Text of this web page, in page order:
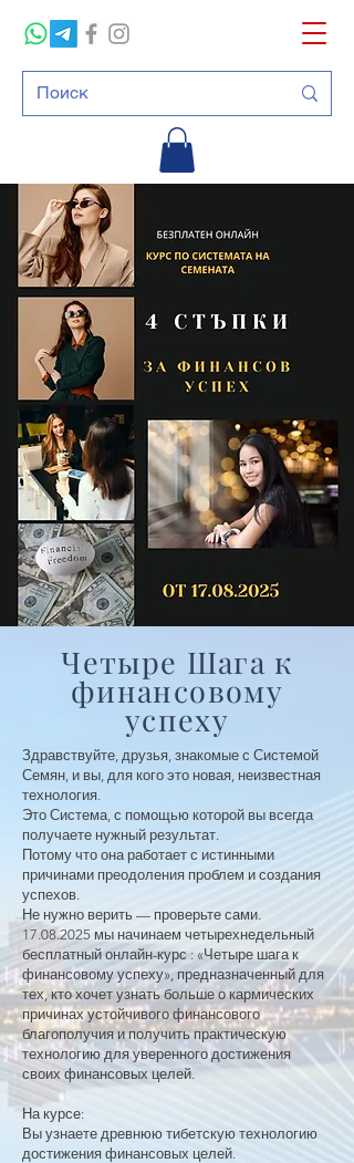
Четыре Шага к
финансовому
успеху
Здравствуйте, друзья, знакомые с Системой
Семян, и вы, для кого это новая, неизвестная
технология.
Это Система, с помощью которой вы всегда
получаете нужный результат.
Потому что она работает с истинными
причинами преодоления проблем и создания
успехов.
Не нужно верить — проверьте сами.
17.08.2025 мы начинаем четырехнедельный
бесплатный онлайн-курс : «Четыре шага к
финансовому успеху», предназначенный для
тех, кто хочет узнать больше о кармических
причинах устойчивого финансового
благополучия и получить практическую
технологию для уверенного достижения
своих финансовых целей.
На курсе:
Вы узнаете древнюю тибетскую технологию
достижения финансовых целей.